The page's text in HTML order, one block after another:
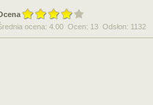
ocena: 4.00 Ocen: 13 Odsłon: 1132